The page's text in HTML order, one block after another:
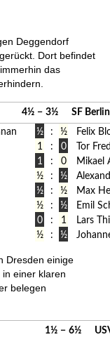
Deggendorf
Dort befindet
das
4½ − 3½
SF Berlin
½ : ½
Felix
1 : 0
Tor
1 : 0
Mikael
½ : ½
½ : ½
Max
½ : ½
Emil
0 : 1
Lars
½ : ½
Dresden einige
einer klaren
belegen
1½ − 6½